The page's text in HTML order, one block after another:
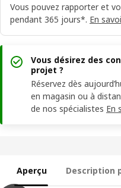
Vous pouvez rapporter et
pendant 365 jours*. En
Vous désirez des
projet ?
Réservez dès
en magasin ou à
de nos spécialistes En
Aperçu Description